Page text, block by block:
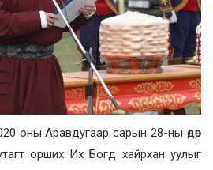
оны Аравдугаар сарын 28-ны өдөр
орших Их Богд хайрхан уулыг